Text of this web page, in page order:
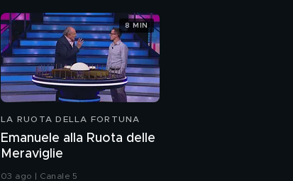
LA RUOTA DELLA FORTUNA
Emanuele alla Ruota delle
Meraviglie
03 ago | Canale 5
8 MIN